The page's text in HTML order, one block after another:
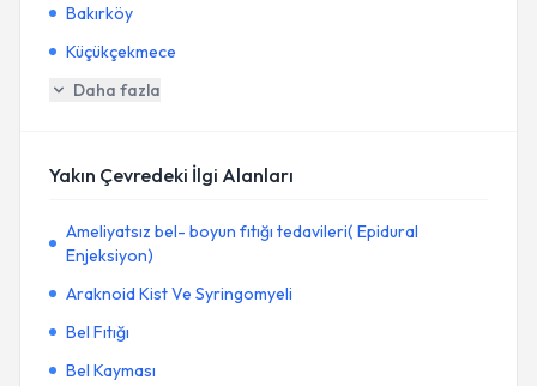
Bakırköy
Küçükçekmece
Daha fazla
Yakın Çevredeki İlgi Alanları
Ameliyatsız bel- boyun fıtığı tedavileri( Epidural
Enjeksiyon)
Araknoid Kist Ve Syringomyeli
Bel Fıtığı
Bel Kayması